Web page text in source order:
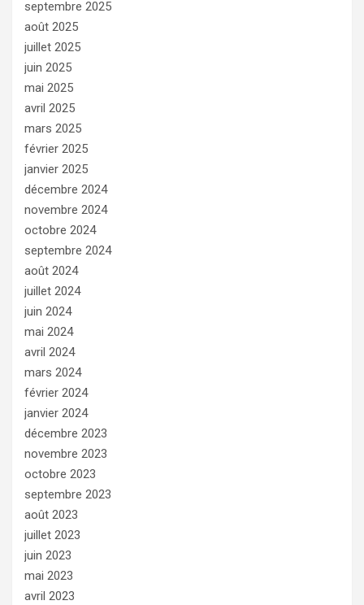
septembre 2025
août 2025
juillet 2025
juin 2025
mai 2025
avril 2025
mars 2025
février 2025
janvier 2025
décembre 2024
novembre 2024
octobre 2024
septembre 2024
août 2024
juillet 2024
juin 2024
mai 2024
avril 2024
mars 2024
février 2024
janvier 2024
décembre 2023
novembre 2023
octobre 2023
septembre 2023
août 2023
juillet 2023
juin 2023
mai 2023
avril 2023